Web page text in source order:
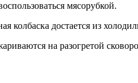
мясорубкой.
колбаска достается из
на разогретой